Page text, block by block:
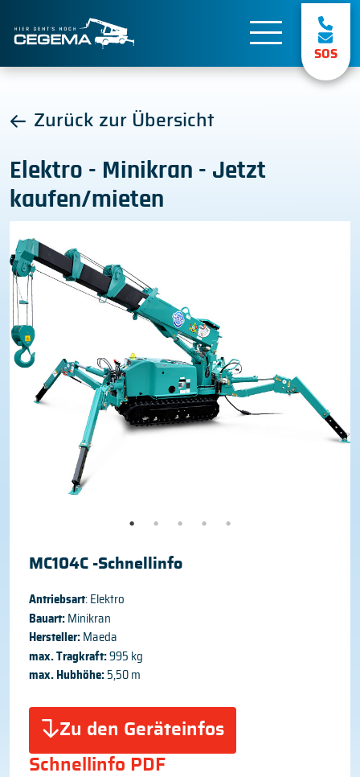
SOS
Zurück zur Übersicht
Elektro - Minikran - Jetzt
kaufen/mieten
MC104C -Schnellinfo
Antriebsart: Elektro
Bauart: Minikran
Hersteller: Maeda
max. Tragkraft:995 kg
max. Hubhöhe: 5,50 m
Zu den Geräteinfos
Schnellinfo PDF